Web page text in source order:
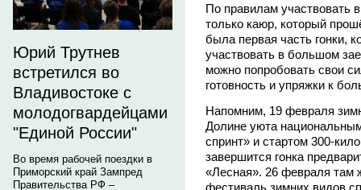
Юрий Трутнев
встретился во
Владивостоке с
молодогвардейцами
"Единой России"
Во время рабочей поездки в
Приморский край Зампред
Правительства РФ –
По правилам участвовать
только каюр, который
была первая часть гонки,
участвовать в большом
можно попробовать свои
готовность и упряжки к
Напомним, 19 февраля
Долине уюта
спринт» и стартом 300-
завершится гонка
«Лесная». 26 февраля там
фестиваль зимних видов